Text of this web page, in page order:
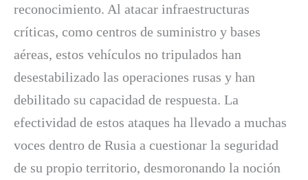
reconocimiento. Al atacar infraestructuras
críticas, como centros de suministro y bases
aéreas, estos vehículos no tripulados han
desestabilizado las operaciones rusas y han
debilitado su capacidad de respuesta. La
efectividad de estos ataques ha llevado a muchas
voces dentro de Rusia a cuestionar la seguridad
de su propio territorio, desmoronando la noción